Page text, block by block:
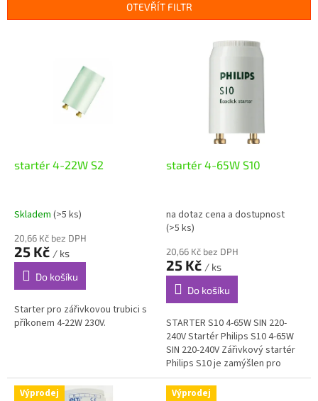
í
OTEVŘÍT FILTR
startér 4-22W S2
Skladem (>5 ks)
20,66 Kč bez DPH
25 Kč / ks
Do košíku
Starter pro zářivkovou trubici s
příkonem 4-22W 230V.
startér 4-65W S10
na dotaz cena a dostupnost
(>5 ks)
20,66 Kč bez DPH
25 Kč / ks
Do košíku
STARTER S10 4-65W SIN 220-
240V Startér Philips S10 4-65W
SIN 220-240V Zářivkový startér
Philips S10 je zamýšlen pro
světelné zdroje s příkonem až
65W (zářivky...
Výprodej Výprodej